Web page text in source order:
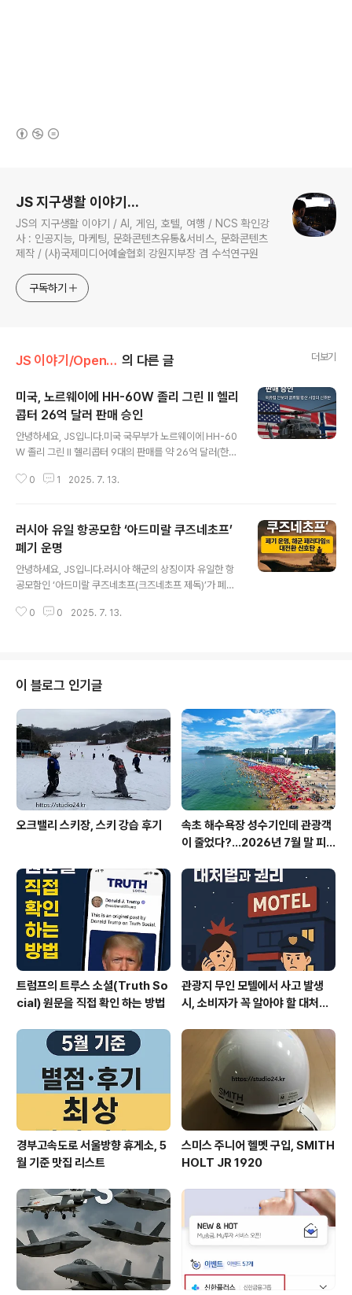
JS 지구생활 이야기...
JS의 지구생활 이야기 / AI, 게임, 호텔, 여행 / NCS 확인강
사 : 인공지능, 마케팅, 문화콘텐츠유통&서비스, 문화콘텐츠
제작 / (사)국제미디어예술협회 강원지부장 겸 수석연구원
구독하기
JS 이야기/Open AI 의 다른 글 더보기
미국, 노르웨이에 HH-60W 졸리 그린 II 헬리
콥터 26억 달러 판매 승인
안녕하세요, JS입니다.미국 국무부가 노르웨이에 HH-60
W 졸리 그린 II 헬리콥터 9대의 판매를 약 26억 달러(한화
사·외교·산업적 의미를 심층적으로 분석합니다.이번 대규
방산 시장의 지형 변화까지 파급력이 큰 이슈입니다.[주요
내용 요약]미국 국무부, 노르웨이에 HH-60W 졸리 그린 II
헬리콥터 9대 판매 승인(계약 규모 약 26억 달러)국방안보
협력국(DSCA) 공식 발표, 동맹국 무기 수출 절차의 일환
패키지에는 헬리콥터 외에 물류 지원, 훈련, 정비, 예비 부
품 등 전방위 지원 서비스 포함주요 계약자는 록히드마틴
0 1 2025. 7. 13.
러시아 유일 항공모함 ‘아드미랄 쿠즈네초프’
폐기 운명
안녕하세요, JS입니다.러시아 해군의 상징이자 유일한 항
공모함인 ‘아드미랄 쿠즈네초프(크즈네초프 제독)’가 폐기
화에 대해 심층적으로 분석합니다.실시간 러시아 및 해외
즈네초프’가 7년간의 수리·현대화 작업 중단 및 폐기 운명
에 놓임러시아 언론과 군사 전문가들은 “항공모함은 이미
구시대의 유물”이라 평가미래 해군 전력의 중심축은 무인
기, 로봇 시스템 등 첨단 기술로 이동 중쿠즈네초프의 운명
은 러시아 해군뿐 아니라 세계 해군 전략의 대전환 신호로
해석됨2. 아드미랄 쿠즈네초프..
0 0 2025. 7. 13.
이 블로그 인기글
오크밸리 스키장, 스키 강습 후기
속초 해수욕장 성수기인데 관광객
이 줄었다?…2026년 7월 말 피
트럼프의 트루스 소셜(Truth So
cial) 원문을 직접 확인 하는 방법
관광지 무인 모텔에서 사고 발생
시, 소비자가 꼭 알아야 할 대처법
경부고속도로 서울방향 휴게소, 5
월 기준 맛집 리스트
스미스 주니어 헬멧 구입, SMITH
HOLT JR 1920